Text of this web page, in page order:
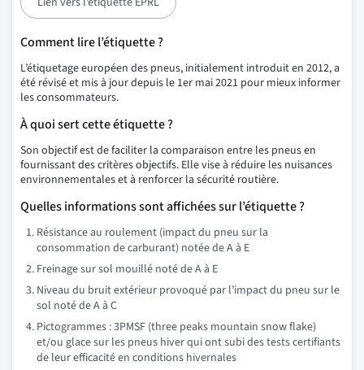
Comment lire l’étiquette ?
L’étiquetage européen des pneus, initialement introduit en 2012, a
été révisé et mis à jour depuis le 1er mai 2021 pour mieux informer
les consommateurs.
À quoi sert cette étiquette ?
Son objectif est de faciliter la comparaison entre les pneus en
fournissant des critères objectifs. Elle vise à réduire les nuisances
environnementales et à renforcer la sécurité routière.
Quelles informations sont affichées sur l’étiquette ?
Résistance au roulement (impact du pneu sur la
consommation de carburant) notée de A à E
Freinage sur sol mouillé noté de A à E
Niveau du bruit extérieur provoqué par l’impact du pneu sur le
sol noté de A à C
Pictogrammes : 3PMSF (three peaks mountain snow flake)
et/ou glace sur les pneus hiver qui ont subi des tests certifiants
de leur efficacité en conditions hivernales